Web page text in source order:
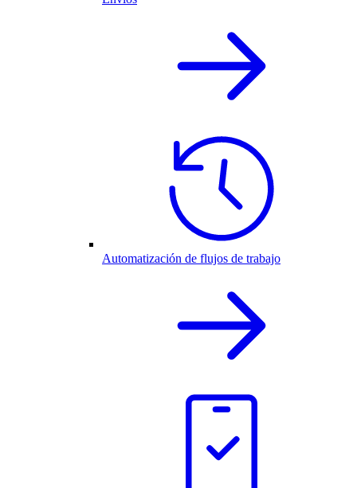
Automatización de flujos de trabajo